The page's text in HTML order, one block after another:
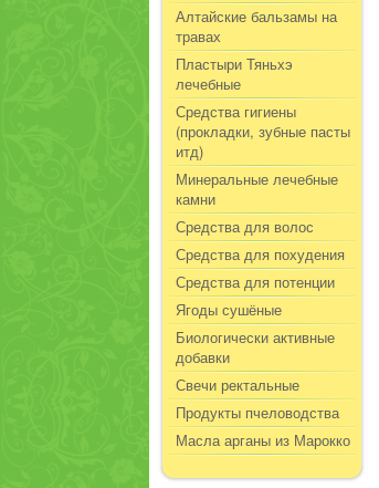
Алтайские бальзамы на
травах
Пластыри Тяньхэ
лечебные
Средства гигиены
(прокладки, зубные пасты
итд)
Минеральные лечебные
камни
Средства для волос
Средства для похудения
Средства для потенции
Ягоды сушёные
Биологически активные
добавки
Свечи ректальные
Продукты пчеловодства
Масла арганы из Марокко